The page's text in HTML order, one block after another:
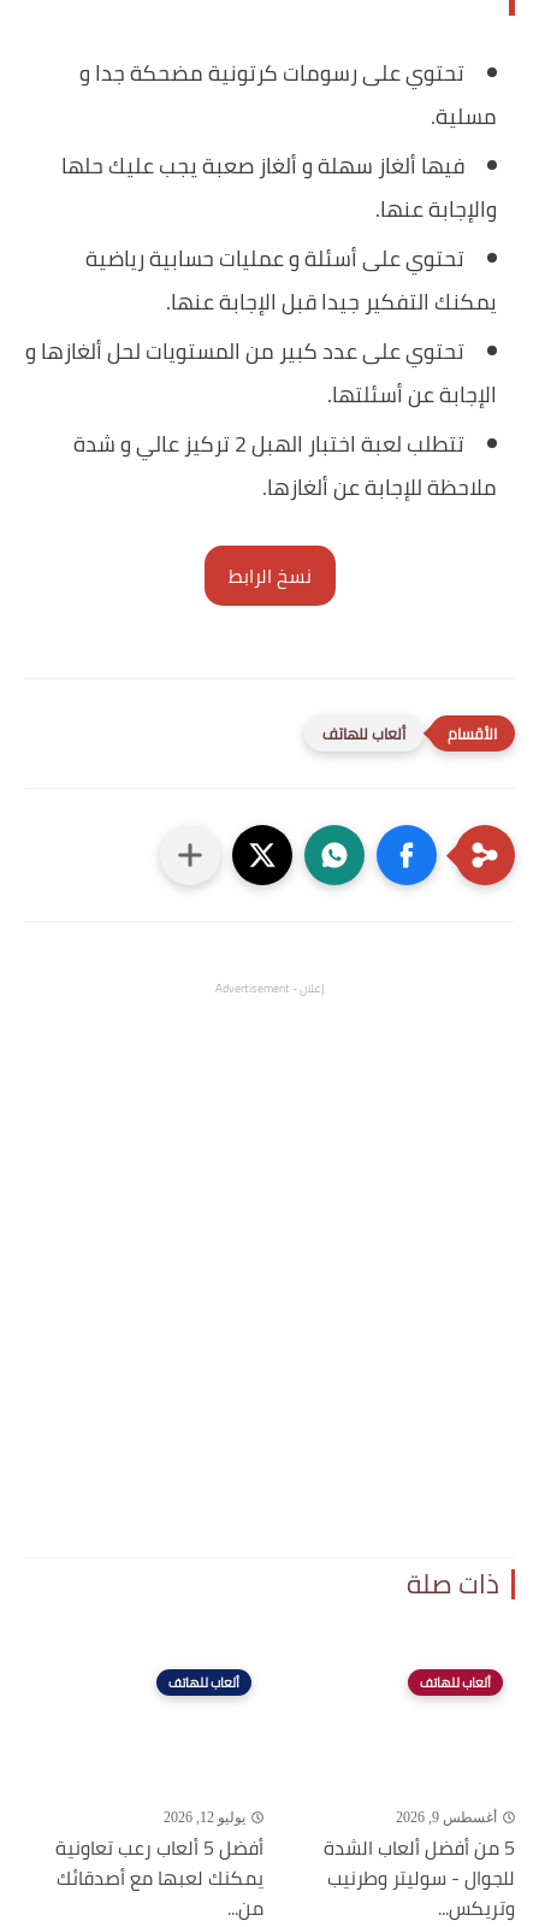
تحتوي على رسومات كرتونية مضحكة جدا و
مسلية.
فيها ألغاز سهلة و ألغاز صعبة يجب عليك حلها
والإجابة عنها.
تحتوي على أسئلة و عمليات حسابية رياضية
يمكنك التفكير جيدا قبل الإجابة عنها.
تحتوي على عدد كبير من المستويات لحل ألغازها و
الإجابة عن أسئلتها.
تتطلب لعبة اختبار الهبل 2‎ تركيز عالي و شدة
ملاحظة للإجابة عن ألغازها.
نسخ الرابط
ألعاب للهاتف
إعلان - Advertisement
ذات صلة
ألعاب للهاتف
أغسطس 9, 2026
5 من أفضل ألعاب الشدة
للجوال - سوليتر وطرنيب
وتريكس...
ألعاب للهاتف
يوليو 12, 2026
أفضل 5 ألعاب رعب تعاونية
يمكنك لعبها مع أصدقائك
من...